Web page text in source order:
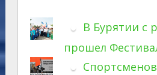
В Бурятии с
прошел